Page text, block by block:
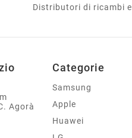
Distributori di ricambi
Agorà
Categorie
Samsung
Apple
Huawei